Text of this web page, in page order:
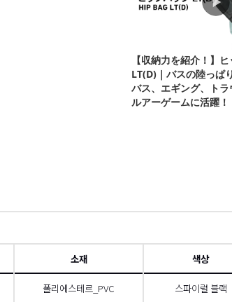
소재 색상
폴리에스테르_PVC 스파이럴 블랙